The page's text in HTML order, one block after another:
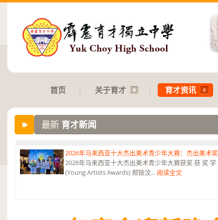
首页 关于育才 育才资讯
最新 育才新闻
2026年马来西亚十大杰出美术青少年大赛获奖 获 奖
(Young Artists Awards) 郑铱汶...阅读全文